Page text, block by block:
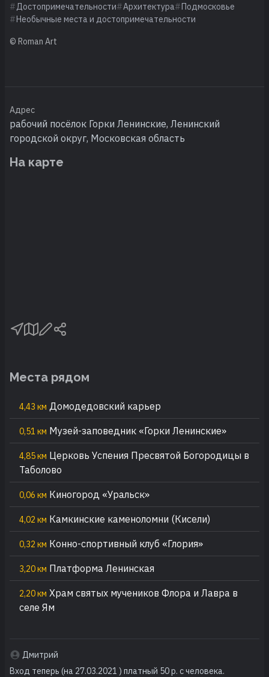
Достопримечательности Архитектура
Подмосковье
Необычные места и достопримечательности
© Roman Art
Адрес
рабочий посёлок Горки Ленинские, Ленинский
городской округ, Московская область
На карте
Места рядом
4,43 км Домодедовский карьер
0,51 км Музей-заповедник «Горки Ленинские»
4,85 км Церковь Успения Пресвятой Богородицы в
Таболово
0,06 км Киногород «Уральск»
4,02 км Камкинские каменоломни (Кисели)
0,32 км Конно-спортивный клуб «Глория»
3,20 км Платформа Ленинская
2,20 км Храм святых мучеников Флора и Лавра в
селе Ям
Дмитрий
Вход теперь (на 27.03.2021 ) платный 50 р. с человека.